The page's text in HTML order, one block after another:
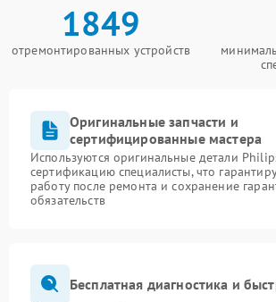
1849
отремонтированных устройств
Оригинальные запчасти и
сертифицированные мастера
Используются оригинальные детали
сертификацию специалисты, что
работу после ремонта и сохранение
обязательств
Бесплатная диагностика и